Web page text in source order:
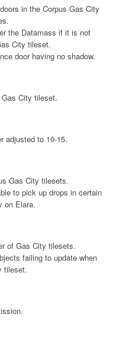
in the Corpus Gas City
the Datamass if it is not
City tileset.
door having no shadow.
City tileset.
adjusted to 10-15.
Gas City tilesets.
to pick up drops in certain
on Elara.
of Gas City tilesets.
failing to update when
tileset.